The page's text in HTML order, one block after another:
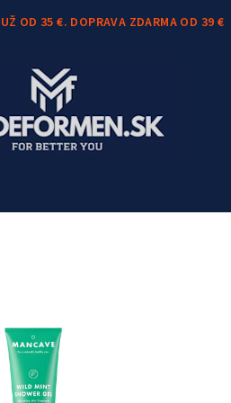
OD 35 €. DOPRAVA ZDARMA OD 39 €